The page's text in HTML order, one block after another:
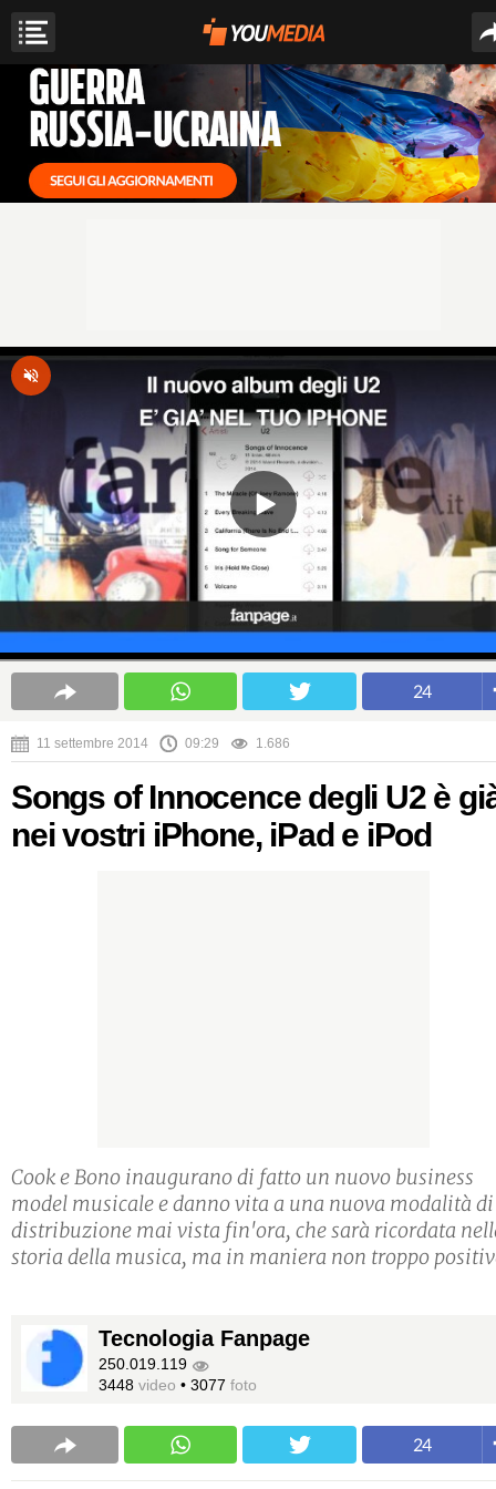
24
11 settembre 2014 09:29 1.686
Songs of Innocence degli U2 è
nei vostri iPhone, iPad e iPod
Cook e Bono inaugurano di fatto un nuovo business
model musicale e danno vita a una nuova modalità di
distribuzione mai vista fin'ora, che sarà ricordata
storia della musica, ma in maniera non troppo
Tecnologia Fanpage
250.019.119
3448 video • 3077 foto
24